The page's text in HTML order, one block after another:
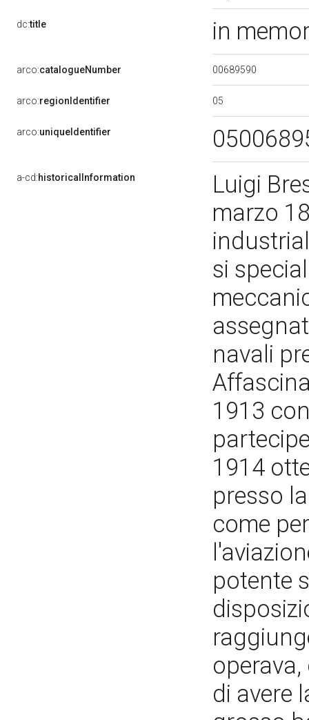
dc:title in
arco:catalogueNumber 00689590
arco:regionIdentifier 05
arco:uniqueIdentifier
a-cd:historicalInformation
Luigi
marzo
si
navali
1913
1914
presso
come
potente
di avere